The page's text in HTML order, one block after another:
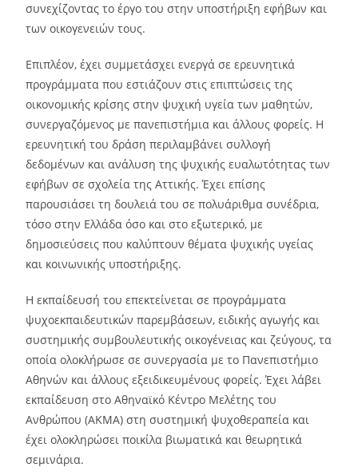
συνεχίζοντας το έργο του στην υποστήριξη εφήβων και
των οικογενειών τους.
Επιπλέον, έχει συμμετάσχει ενεργά σε ερευνητικά
προγράμματα που εστιάζουν στις επιπτώσεις της
οικονομικής κρίσης στην ψυχική υγεία των μαθητών,
συνεργαζόμενος με πανεπιστήμια και άλλους φορείς. Η
ερευνητική του δράση περιλαμβάνει συλλογή
δεδομένων και ανάλυση της ψυχικής ευαλωτότητας των
εφήβων σε σχολεία της Αττικής. Έχει επίσης
παρουσιάσει τη δουλειά του σε πολυάριθμα συνέδρια,
τόσο στην Ελλάδα όσο και στο εξωτερικό, με
δημοσιεύσεις που καλύπτουν θέματα ψυχικής υγείας
και κοινωνικής υποστήριξης.
Η εκπαίδευσή του επεκτείνεται σε προγράμματα
ψυχοεκπαιδευτικών παρεμβάσεων, ειδικής αγωγής και
συστημικής συμβουλευτικής οικογένειας και ζεύγους, τα
οποία ολοκλήρωσε σε συνεργασία με το Πανεπιστήμιο
Αθηνών και άλλους εξειδικευμένους φορείς. Έχει λάβει
εκπαίδευση στο Αθηναϊκό Κέντρο Μελέτης του
Ανθρώπου (ΑΚΜΑ) στη συστημική ψυχοθεραπεία και
έχει ολοκληρώσει ποικίλα βιωματικά και θεωρητικά
σεμινάρια.